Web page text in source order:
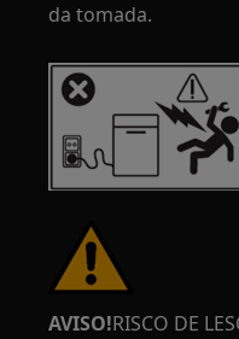
da tomada.
AVISO!RISCO DE